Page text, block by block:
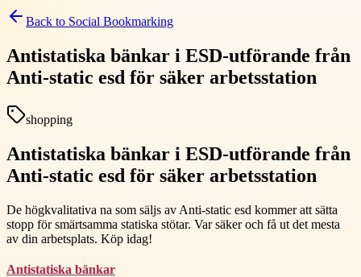
Back to Social Bookmarking
Antistatiska bänkar i ESD-utförande från
Anti-static esd för säker arbetsstation
shopping
Antistatiska bänkar i ESD-utförande från
Anti-static esd för säker arbetsstation
De högkvalitativa na som säljs av Anti-static esd kommer att sätta
stopp för smärtsamma statiska stötar. Var säker och få ut det mesta
av din arbetsplats. Köp idag!
Antistatiska bänkar